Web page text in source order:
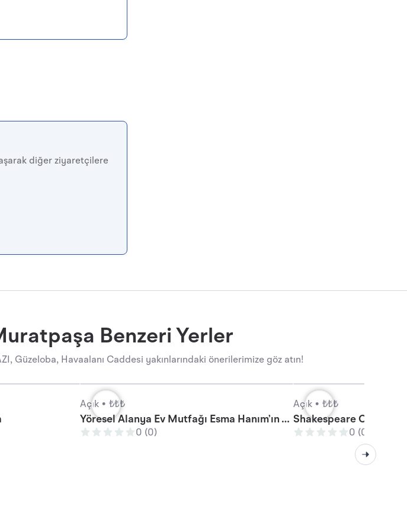
diğer ziyaretçilere
Benzeri Yerler
Güzeloba, Havaalanı Caddesi yakınlarındaki önerilerimize göz atın!
Açık • ₺₺₺
Yöresel Alanya Ev Mutfağı Esma Hanım’ın Yeri, Alanya
0 (0)
Açık • ₺₺₺
Shakespeare Coffee &
0 (0)